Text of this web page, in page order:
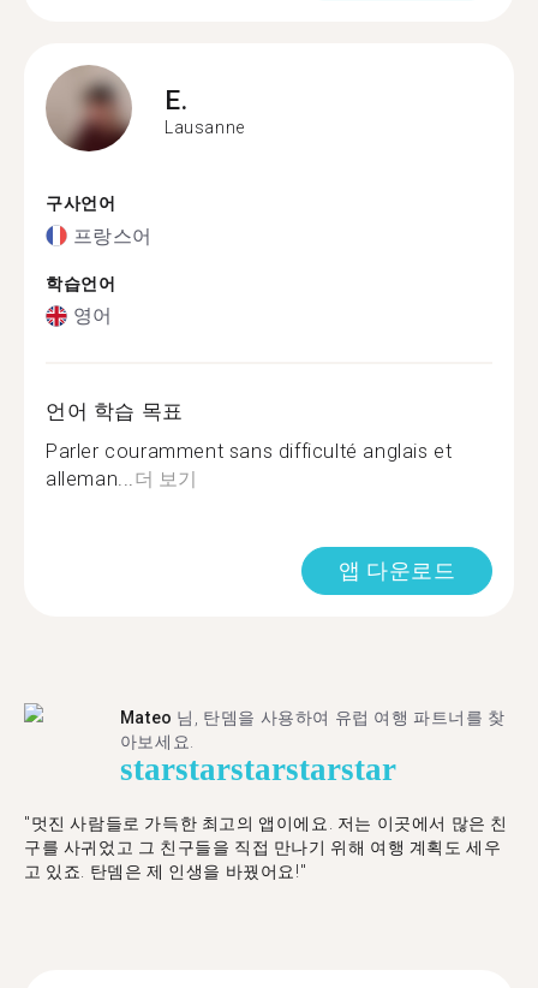
E.
Lausanne
구사언어
프랑스어
학습언어
영어
언어 학습 목표
Parler couramment sans difficulté anglais et
alleman...더 보기
앱 다운로드
Mateo 님, 탄뎀을 사용하여 유럽 여행 파트너를 찾
아보세요.
starstarstarstarstar
"멋진 사람들로 가득한 최고의 앱이에요. 저는 이곳에서 많은 친
구를 사귀었고 그 친구들을 직접 만나기 위해 여행 계획도 세우
고 있죠. 탄뎀은 제 인생을 바꿨어요!"